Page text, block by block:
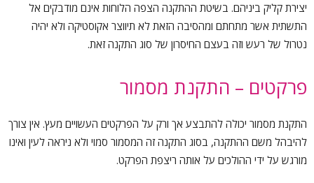
יצירת קליק ביניהם. בשיטת ההתקנה הצפה הלוחות אינם מודבקים אל
התשתית אשר מתחתם ומהסיבה הזאת לא תיווצר אקוסטיקה ולא יהיה
נטרול של רעש וזה בעצם החיסרון של סוג התקנה זאת.
פרקטים – התקנת מסמור
התקנת מסמור יכולה להתבצע אך ורק על הפרקטים העשויים מעץ. אין צורך
להיבהל משם ההתקנה, בסוג התקנה זה המסמור סמוי ולא ניראה לעין ואינו
מורגש על ידי ההולכים על אותה ריצפת הפרקט.